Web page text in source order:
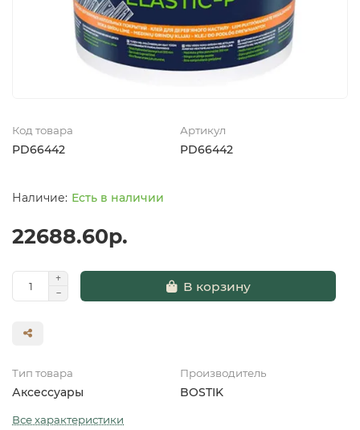
Код товара
PD66442
Артикул
PD66442
Есть в наличии
22688.60р.
В корзину
Тип товара
Аксессуары
Производитель
BOSTIK
Все характеристики